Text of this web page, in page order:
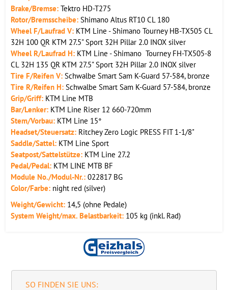
Brake/Bremse: Tektro HD-T275
Rotor/Bremsscheibe: Shimano Altus RT10 CL 180
Wheel F/Laufrad V: KTM Line - Shimano Tourney HB-TX505 CL
32H 100 QR KTM 27.5" Sport 32H Pillar 2.0 INOX silver
Wheel R/Laufrad H: KTM Line - Shimano Tourney FH-TX505-8
CL 32H 135 QR KTM 27.5" Sport 32H Pillar 2.0 INOX silver
Tire F/Reifen V: Schwalbe Smart Sam K-Guard 57-584, bronze
Tire R/Reifen H: Schwalbe Smart Sam K-Guard 57-584, bronze
Grip/Griff: KTM Line MTB
Bar/Lenker: KTM Line Riser 12 660-720mm
Stem/Vorbau: KTM Line 15°
Headset/Steuersatz: Ritchey Zero Logic PRESS FIT 1-1/8"
Saddle/Sattel: KTM Line Sport
Seatpost/Sattelstütze: KTM Line 27.2
Pedal/Pedal: KTM LINE MTB BF
Module No./Modul-Nr.: 022817 BG
Color/Farbe: night red (silver)
Weight/Gewicht: 14,5 (ohne Pedale)
System Weight/max. Belastbarkeit: 105 kg (inkl. Rad)
SO FINDEN SIE UNS: